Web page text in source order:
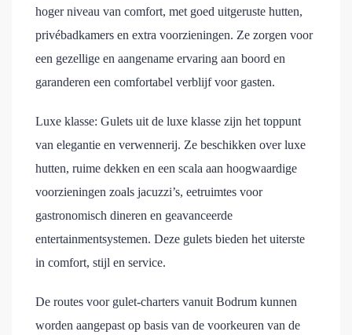
hoger niveau van comfort, met goed uitgeruste hutten,
privébadkamers en extra voorzieningen. Ze zorgen voor
een gezellige en aangename ervaring aan boord en
garanderen een comfortabel verblijf voor gasten.
Luxe klasse: Gulets uit de luxe klasse zijn het toppunt
van elegantie en verwennerij. Ze beschikken over luxe
hutten, ruime dekken en een scala aan hoogwaardige
voorzieningen zoals jacuzzi’s, eetruimtes voor
gastronomisch dineren en geavanceerde
entertainmentsystemen. Deze gulets bieden het uiterste
in comfort, stijl en service.
De routes voor gulet-charters vanuit Bodrum kunnen
worden aangepast op basis van de voorkeuren van de